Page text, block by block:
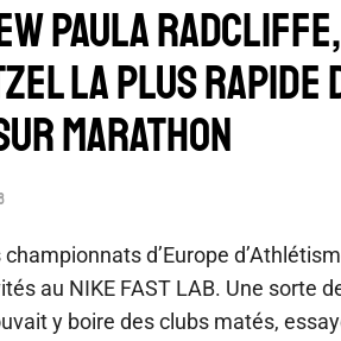
PAULA
LA PLUS RAPIDE
MARATHON
d’Europe
au NIKE FAST LAB. Une sorte
y boire des clubs matés,